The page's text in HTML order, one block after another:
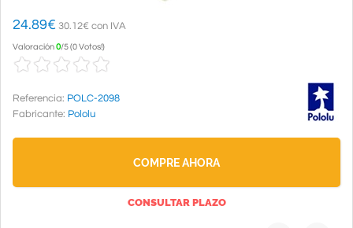
24.89€ 30.12€ con IVA
Valoración0/5(0 Votos!)
Referencia: POLC-2098
Fabricante: Pololu
COMPRE AHORA
CONSULTAR PLAZO